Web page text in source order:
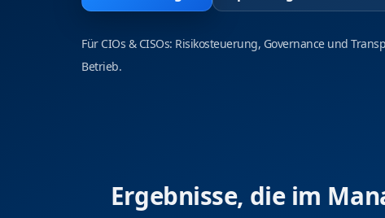
Für CIOs & CISOs: Risikosteuerung, Governance und
Betrieb.
Ergebnisse, die im